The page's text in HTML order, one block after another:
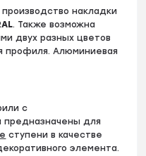
накладки
. Также возможна
двух разных цветов
профиля. Алюминиевая
с
предназначены для
ступени в качестве
элемента.